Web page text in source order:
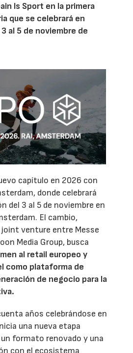
Is Sport en la primera
que se celebrará en
al 5 de noviembre de
capítulo en 2026 con
donde celebrará
del 3 al 5 de noviembre en
El cambio,
joint venture entre Messe
Media Group, busca
al retail europeo y
como plataforma de
de negocio para la
años celebrándose en
una nueva etapa
formato renovado y una
con el ecosistema